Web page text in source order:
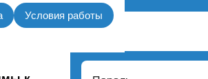
Условия работы
Логин